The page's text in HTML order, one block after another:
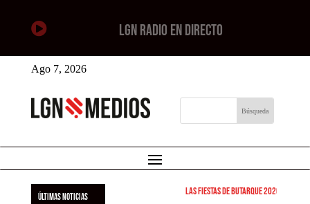
 LGN RADIO EN DIRECTO
Ago 7, 2026
ÚLTIMAS NOTICIAS Las Fiestas de Butarque 2026